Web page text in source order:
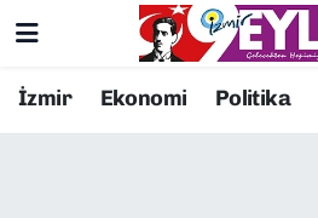
İzmir Ekonomi Politika
Resmi İlanlar
Konak Nöbetçi Eczaneler